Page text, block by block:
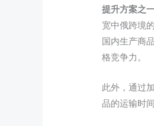
提升方案之
宽中俄跨境
国内生产商
格竞争力。
此外，通过
品的运输时